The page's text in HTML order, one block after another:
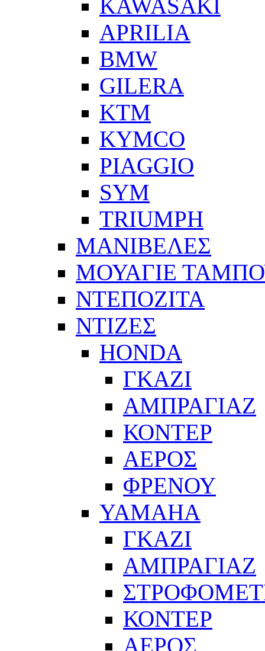
KAWASAKI
APRILIA
BMW
GILERA
KTM
KYMCO
PIAGGIO
SYM
TRIUMPH
ΜΑΝΙΒΕΛΕΣ
ΜΟΥΑΓΙΕ
ΝΤΕΠΟΖΙΤΑ
ΝΤΙΖΕΣ
HONDA
ΓΚΑΖΙ
ΑΜΠΡΑΓΙΑΖ
ΚΟΝΤΕΡ
ΑΕΡΟΣ
ΦΡΕΝΟΥ
YAMAHA
ΓΚΑΖΙ
ΑΜΠΡΑΓΙΑΖ
ΚΟΝΤΕΡ
ΑΕΡΟΣ